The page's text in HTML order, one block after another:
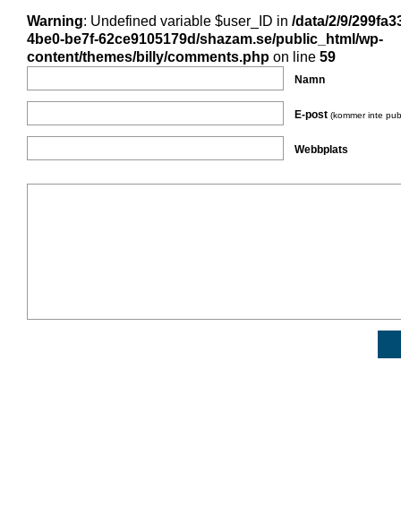
Warning: Undefined variable $user_ID in /data/2/9/
4be0-be7f-62ce9105179d/shazam.se/public_html/wp-
content/themes/billy/comments.php on line 59
Namn
E-post (kommer inte
Webbplats